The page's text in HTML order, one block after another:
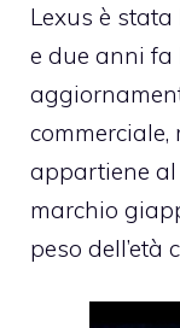
Lexus è
e due anni fa
appartiene al
marchio
peso dell’età